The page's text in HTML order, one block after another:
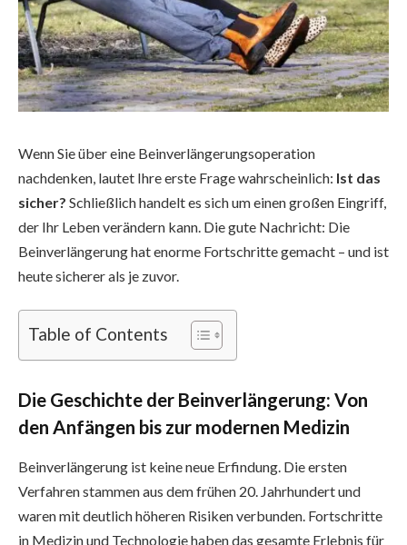
Wenn Sie über eine Beinverlängerungsoperation
nachdenken, lautet Ihre erste Frage wahrscheinlich: Ist das
sicher? Schließlich handelt es sich um einen großen Eingriff,
der Ihr Leben verändern kann. Die gute Nachricht: Die
Beinverlängerung hat enorme Fortschritte gemacht – und ist
heute sicherer als je zuvor.
Table of Contents
Die Geschichte der Beinverlängerung: Von
den Anfängen bis zur modernen Medizin
Beinverlängerung ist keine neue Erfindung. Die ersten
Verfahren stammen aus dem frühen 20. Jahrhundert und
waren mit deutlich höheren Risiken verbunden. Fortschritte
in Medizin und Technologie haben das gesamte Erlebnis für